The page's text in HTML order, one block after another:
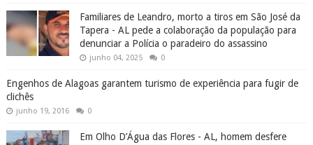
Familiares de Leandro, morto a tiros em São José da
Tapera - AL pede a colaboração da população para
denunciar a Polícia o paradeiro do assassino
junho 04, 2025 0
Engenhos de Alagoas garantem turismo de experiência para fugir de
clichês
junho 19, 2016 0
Em Olho D’Água das Flores - AL, homem desfere